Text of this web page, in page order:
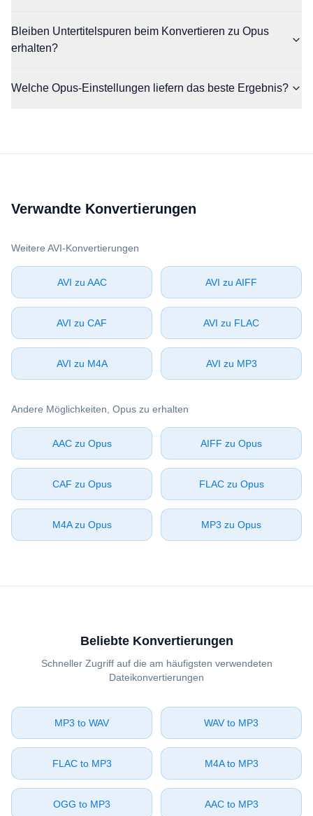
Bleiben Untertitelspuren beim Konvertieren zu Opus
erhalten?
Welche Opus-Einstellungen liefern das beste Ergebnis?
Verwandte Konvertierungen
Weitere ⁦AVI⁩-Konvertierungen
⁦AVI⁩ zu ⁦AAC⁩ ⁦AVI⁩ zu ⁦AIFF⁩
⁦AVI⁩ zu ⁦CAF⁩ ⁦AVI⁩ zu ⁦FLAC⁩
⁦AVI⁩ zu ⁦M4A⁩ ⁦AVI⁩ zu ⁦MP3⁩
Andere Möglichkeiten, ⁦Opus⁩ zu erhalten
⁦AAC⁩ zu ⁦Opus⁩ ⁦AIFF⁩ zu ⁦Opus⁩
⁦CAF⁩ zu ⁦Opus⁩ ⁦FLAC⁩ zu ⁦Opus⁩
⁦M4A⁩ zu ⁦Opus⁩ ⁦MP3⁩ zu ⁦Opus⁩
Beliebte Konvertierungen
Schneller Zugriff auf die am häufigsten verwendeten
Dateikonvertierungen
⁦MP3⁩ to ⁦WAV⁩ ⁦WAV⁩ to ⁦MP3⁩
⁦FLAC⁩ to ⁦MP3⁩ ⁦M4A⁩ to ⁦MP3⁩
⁦OGG⁩ to ⁦MP3⁩ ⁦AAC⁩ to ⁦MP3⁩